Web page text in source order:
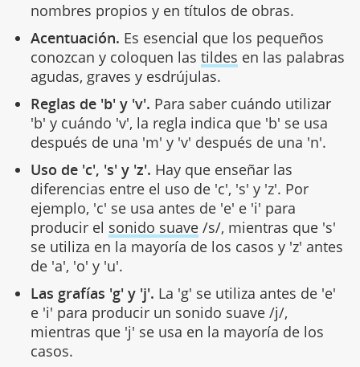
nombres propios y en títulos de obras.
Acentuación. Es esencial que los pequeños
conozcan y coloquen las tildes en las palabras
agudas, graves y esdrújulas.
Reglas de 'b' y 'v'. Para saber cuándo utilizar
'b' y cuándo 'v', la regla indica que 'b' se usa
después de una 'm' y 'v' después de una 'n'.
Uso de 'c', 's' y 'z'. Hay que enseñar las
diferencias entre el uso de 'c', 's' y 'z'. Por
ejemplo, 'c' se usa antes de 'e' e 'i' para
producir el sonido suave/s/, mientras que 's'
se utiliza en la mayoría de los casos y 'z' antes
de 'a', 'o' y 'u'.
Las grafías 'g' y 'j'. La 'g' se utiliza antes de 'e'
e 'i' para producir un sonido suave /j/,
mientras que 'j' se usa en la mayoría de los
casos.